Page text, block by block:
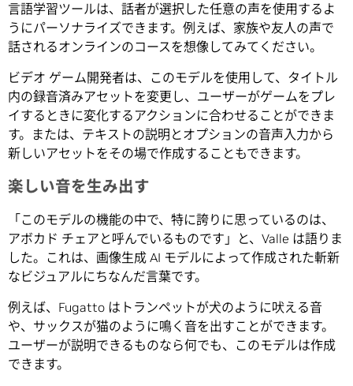
言語学習ツールは、話者が選択した任意の声を使用するよ
うにパーソナライズできます。例えば、家族や友人の声で
話されるオンラインのコースを想像してみてください。
ビデオ ゲーム開発者は、このモデルを使用して、タイトル
内の録音済みアセットを変更し、ユーザーがゲームをプレ
イするときに変化するアクションに合わせることができま
す。または、テキストの説明とオプションの音声入力から
新しいアセットをその場で作成することもできます。
楽しい音を生み出す
「このモデルの機能の中で、特に誇りに思っているのは、
アボカド チェアと呼んでいるものです」と、Valle は語りま
した。これは、画像生成 AI モデルによって作成された斬新
なビジュアルにちなんだ言葉です。
例えば、Fugatto はトランペットが犬のように吠える音
や、サックスが猫のように鳴く音を出すことができます。
ユーザーが説明できるものなら何でも、このモデルは作成
できます。